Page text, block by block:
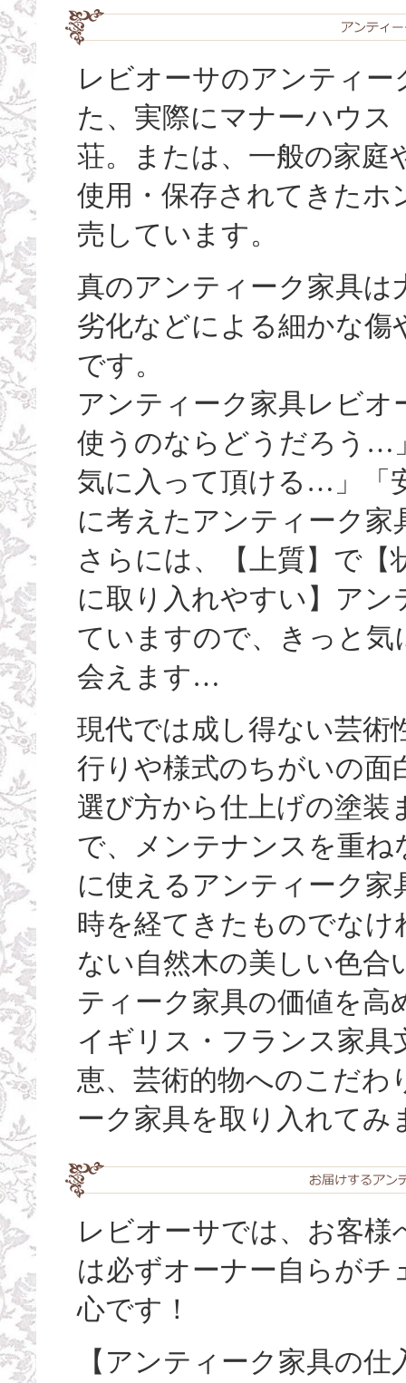
レビオーサのアンティー
た、実際にマナーハウス
荘。または、一般の家庭
使用・保存されてきたホ
売しています。
真のアンティーク家具は
劣化などによる細かな
です。
アンティーク家具レビ
使うのならどうだろう…
気に入って頂ける…」「
に考えたアンティーク
さらには、【上質】で【
に取り入れやすい】ア
ていますので、きっと
会えます…
現代では成し得ない芸術
行りや様式のちがいの面
選び方から仕上げの塗
で、メンテナンスを重
に使えるアンティーク
時を経てきたものでな
ない自然木の美しい色合
ティーク家具の価値を高
イギリス・フランス家
恵、芸術的物へのこだわ
ーク家具を取り入れてみ
レビオーサでは、お客
は必ずオーナー自らが
心です！
【アンティーク家具の